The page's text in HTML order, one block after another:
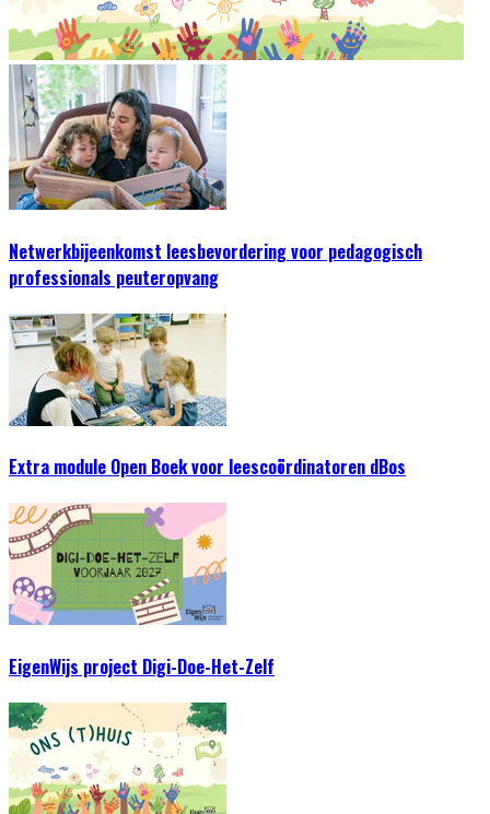
Netwerkbijeenkomst leesbevordering voor pedagogisch
professionals peuteropvang
Extra module Open Boek voor leescoördinatoren dBos
EigenWijs project Digi-Doe-Het-Zelf